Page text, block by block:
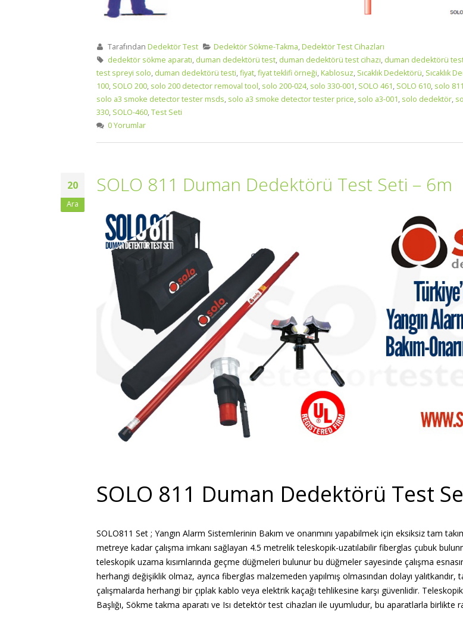
Tarafından Dedektör Test Dedektör Sökme-Takma,Dedektör Test Cihazları
dedektör sökme aparatı, duman dedektörü test, duman dedektörü test cihazı, duman dedektörü
test spreyi solo, duman dedektörü testi,fiyat,fiyat teklifi örneği,Kablosuz, Sıcaklık Dedektörü, Sıcaklık
100, SOLO 200, solo 200 detector removal tool, solo 200-024, solo 330-001, SOLO 461, SOLO 610, solo
solo a3 smoke detector tester msds, solo a3 smoke detector tester price, solo a3-001, solo dedektör,
330, SOLO-460,Test Seti
0 Yorumlar
20
Ara
SOLO 811 Duman Dedektörü Test Seti – 6m
SOLO 811 Duman Dedektörü Test
SOLO811 Set ; Yangın Alarm Sistemlerinin Bakım ve onarımını yapabilmek için eksiksiz tam
metreye kadar çalışma imkanı sağlayan 4.5 metrelik teleskopik-uzatılabilir fiberglas çubuk
teleskopik uzama kısımlarında geçme düğmeleri bulunur bu düğmeler sayesinde çalışma
herhangi değişiklik olmaz, ayrıca fiberglas malzemeden yapılmış olmasından dolayı yalıtkandır,
çalışmalarda herhangi bir çıplak kablo veya elektrik kaçağı tehlikesine karşı güvenlidir.
Başlığı, Sökme takma aparatı ve Isı detektör test cihazları ile uyumludur, bu aparatlarla birlikte